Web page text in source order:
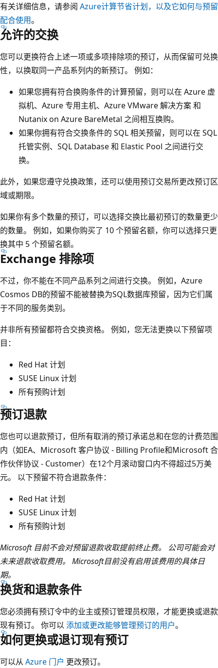
有关详细信息，请参阅 Azure计算节省计划，以及它如何与预留
配合使用。
允许的交换
您可以更换符合上述一项或多项排除项的预订，从而保留可兑换
性，以换取同一产品系列内的新预订。 例如：
如果您拥有符合换购条件的计算预留，则可以在 Azure 虚
拟机、Azure 专用主机、Azure VMware 解决方案 和
Nutanix on Azure BareMetal 之间相互换购。
如果你拥有符合交换条件的 SQL 相关预留，则可以在 SQL
托管实例、SQL Database 和 Elastic Pool 之间进行交
换。
此外，如果您遵守兑换政策，还可以使用预订交易所更改预订区
域或期限。
如果你有多个数量的预订，可以选择交换比最初预订的数量更少
的数量。 例如，如果你购买了 10 个预留名额，你可以选择只更
换其中 5 个预留名额。
Exchange 排除项
不过，你不能在不同产品系列之间进行交换。 例如，Azure
Cosmos DB的预留不能被替换为SQL数据库预留，因为它们属
于不同的服务类别。
并非所有预留都符合交换资格。 例如，您无法更换以下预留项
目：
Red Hat 计划
SUSE Linux 计划
所有预购计划
预订退款
您也可以退款预订，但所有取消的预订承诺总和在您的计费范围
内（如EA、Microsoft 客户协议 - Billing Profile和Microsoft 合
作伙伴协议 - Customer）在12个月滚动窗口内不得超过5万美
元。 以下预留不符合退款条件：
Red Hat 计划
SUSE Linux 计划
所有预购计划
Microsoft 目前不会对预留退款收取提前终止费。 公司可能会对
未来退款收取费用。 Microsoft目前没有启用该费用的具体日
期。
换货和退款条件
您必须拥有预订令中的业主或预订管理员权限，才能更换或退款
现有预订。 你可以 添加或更改能够管理预订的用户。
如何更换或退订现有预订
可以从 Azure 门户 更改预订。